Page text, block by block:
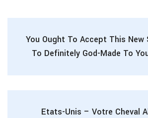
You Ought To Accept This New
To Definitely God-Made To
Etats-Unis – Votre Cheval